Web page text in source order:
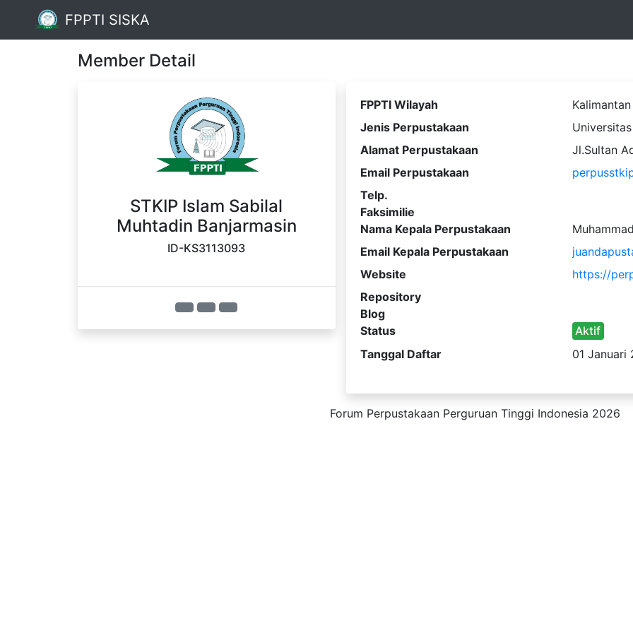
FPPTI SISKA
Member Detail
STKIP Islam Sabilal
Muhtadin Banjarmasin
ID-KS3113093
FPPTI Wilayah
Jenis Perpustakaan
Universitas
Alamat Perpustakaan
Jl.Sultan
Email Perpustakaan
Telp.
Faksimilie
Nama Kepala Perpustakaan
Email Kepala Perpustakaan
Website
https://
Repository
Blog
Status
Aktif
Tanggal Daftar
01 Januari
Forum Perpustakaan Perguruan Tinggi Indonesia 2026